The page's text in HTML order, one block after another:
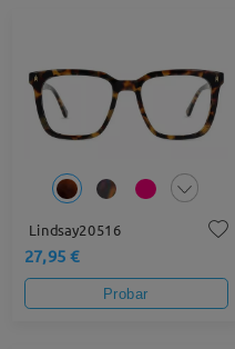
Lindsay20516
27,95 €
Probar